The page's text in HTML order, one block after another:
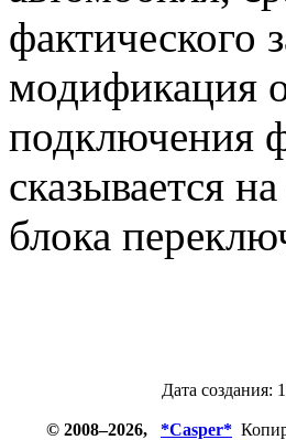
фактического
модификация
подключения
сказывается
блока
Дата создания:
© 2008–2026, *Casper*